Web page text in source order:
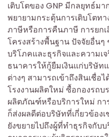
เติบโตของ GNP มีกลยุทธ์ม
พยายามกระตุ้นการเติบโตท
ภาษีหรือการคืนภาษี การยก
โครงสร้างพื้นฐาน ปัจจัยอื่นๆ
บริโภคและธุรกิจและความเจ
ธนาคารให้กู้ยืมเงินแก่บริษัท
ต่างๆ สามารถเข้าถึงสินเชื่อ
โรงงานผลิตใหม่ ซื้อกองรถ
ผลิตภัณฑ์หรือบริการใหม่ กา
ก็ส่งผลดีต่อบริษัทที่เกี่ยวข้อง
ยังขยายไปถึงผู้ที่ทำธุรกิจกับ